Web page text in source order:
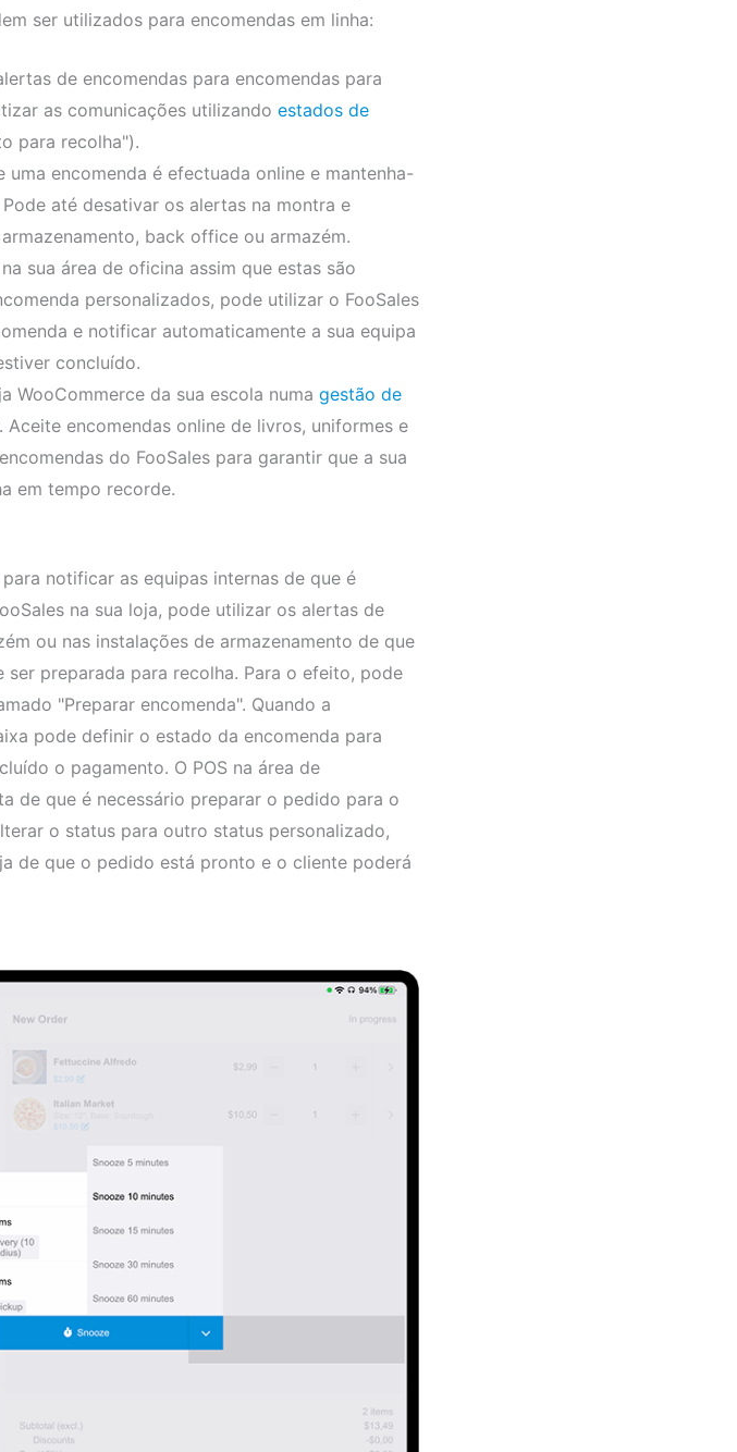
ser utilizados para encomendas em linha:
de encomendas para encomendas para
as comunicações utilizando estados de
para recolha").
uma encomenda é efectuada online e mantenha-
até desativar os alertas na montra e
back office ou armazém.
sua área de oficina assim que estas são
personalizados, pode utilizar o FooSales
e notificar automaticamente a sua equipa
concluído.
WooCommerce da sua escola numa gestão de
Aceite encomendas online de livros, uniformes e
do FooSales para garantir que a sua
em tempo recorde.
notificar as equipas internas de que é
na sua loja, pode utilizar os alertas de
ou nas instalações de armazenamento de que
preparada para recolha. Para o efeito, pode
"Preparar encomenda". Quando a
pode definir o estado da encomenda para
o pagamento. O POS na área de
de que é necessário preparar o pedido para o
o status para outro status personalizado,
de que o pedido está pronto e o cliente poderá